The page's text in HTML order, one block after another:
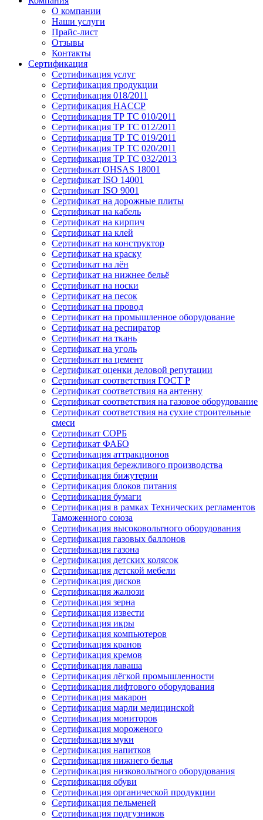
О компании
Наши услуги
Прайс-лист
Отзывы
Контакты
Сертификация
Сертификация услуг
Сертификация продукции
Сертификация 018/2011
Сертификация HACCP
Сертификация ТР ТС 010/2011
Сертификация ТР ТС 012/2011
Сертификация ТР ТС 019/2011
Сертификация ТР ТС 020/2011
Сертификация ТР ТС 032/2013
Сертификат OHSAS 18001
Сертификат ISO 14001
Сертификат ISO 9001
Сертификат на дорожные плиты
Сертификат на кабель
Сертификат на кирпич
Сертификат на клей
Сертификат на конструктор
Сертификат на краску
Сертификат на лён
Сертификат на нижнее бельё
Сертификат на носки
Сертификат на песок
Сертификат на провод
Сертификат на промышленное оборудование
Сертификат на респиратор
Сертификат на ткань
Сертификат на уголь
Сертификат на цемент
Сертификат оценки деловой репутации
Сертификат соответствия ГОСТ Р
Сертификат соответствия на антенну
Сертификат соответствия на газовое оборудование
Сертификат соответствия на сухие строительные
смеси
Сертификат СОРБ
Сертификат ФАБО
Сертификация аттракционов
Сертификация бережливого производства
Сертификация бижутерии
Сертификация блоков питания
Сертификация бумаги
Сертификация в рамках Технических регламентов
Таможенного союза
Сертификация высоковольтного оборудования
Сертификация газовых баллонов
Сертификация газона
Сертификация детских колясок
Сертификация детской мебели
Сертификация дисков
Сертификация жалюзи
Сертификация зерна
Сертификация извести
Сертификация икры
Сертификация компьютеров
Сертификация кранов
Сертификация кремов
Сертификация лаваша
Сертификация лёгкой промышленности
Сертификация лифтового оборудования
Сертификация макарон
Сертификация марли медицинской
Сертификация мониторов
Сертификация мороженого
Сертификация муки
Сертификация напитков
Сертификация нижнего белья
Сертификация низковольтного оборудования
Сертификация обуви
Сертификация органической продукции
Сертификация пельменей
Сертификация подгузников